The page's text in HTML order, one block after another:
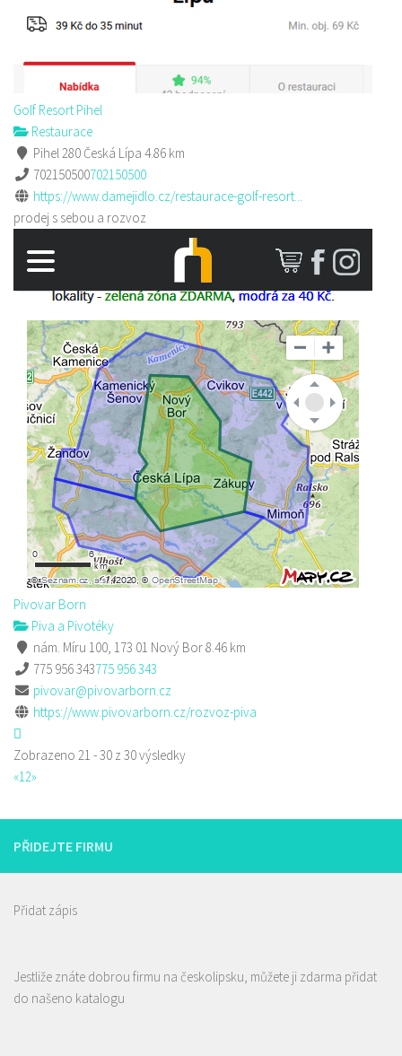
Golf Resort Pihel
Restaurace
Pihel 280 Česká Lípa 4.86 km
702150500702150500
https://www.damejidlo.cz/restaurace-golf-resort...
prodej s sebou a rozvoz
Pivovar Born
Piva a Pivotéky
nám. Míru 100, 173 01 Nový Bor8.46 km
775 956 343775 956 343
pivovar@pivovarborn.cz
https://www.pivovarborn.cz/rozvoz-piva
Zobrazeno 21 - 30 z 30 výsledky
«12»
PŘIDEJTE FIRMU
Přidat zápis
Jestliže znáte dobrou firmu na českolipsku, můžete ji zdarma přidat
do našeno katalogu